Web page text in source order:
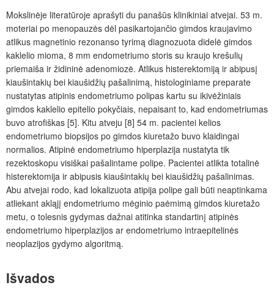
Mokslinėje literatūroje aprašyti du panašūs klinikiniai atvejai. 53 m.
moteriai po menopauzės dėl pasikartojančio gimdos kraujavimo
atlikus magnetinio rezonanso tyrimą diagnozuota didelė gimdos
kaklelio mioma, 8 mm endometriumo storis su kraujo krešulių
priemaiša ir židininė adenomiozė. Atlikus histerektomiją ir abipusį
kiaušintakių bei kiaušidžių pašalinimą, histologiniame preparate
nustatytas atipinis endometriumo polipas kartu su ikivėžiniais
gimdos kaklelio epitelio pokyčiais, nepaisant to, kad endometriumas
buvo atrofiškas [5]. Kitu atveju [8] 54 m. pacientei kelios
endometriumo biopsijos po gimdos kiuretažo buvo klaidingai
normalios. Atipinė endometriumo hiperplazija nustatyta tik
rezektoskopu visiškai pašalintame polipe. Pacientei atlikta totalinė
histerektomija ir abipusis kiaušintakių bei kiaušidžių pašalinimas.
Abu atvejai rodo, kad lokalizuota atipija polipe gali būti neaptinkama
atliekant akląjį endometriumo mėginio paėmimą gimdos kiuretažo
metu, o tolesnis gydymas dažnai atitinka standartinį atipinės
endometriumo hiperplazijos ar endometriumo intraepitelinės
neoplazijos gydymo algoritmą.
Išvados